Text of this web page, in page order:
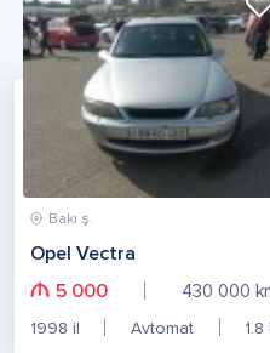
Bakı ş.
Opel Vectra
5 000
430 000
1998 il Avtomat 1.8 L